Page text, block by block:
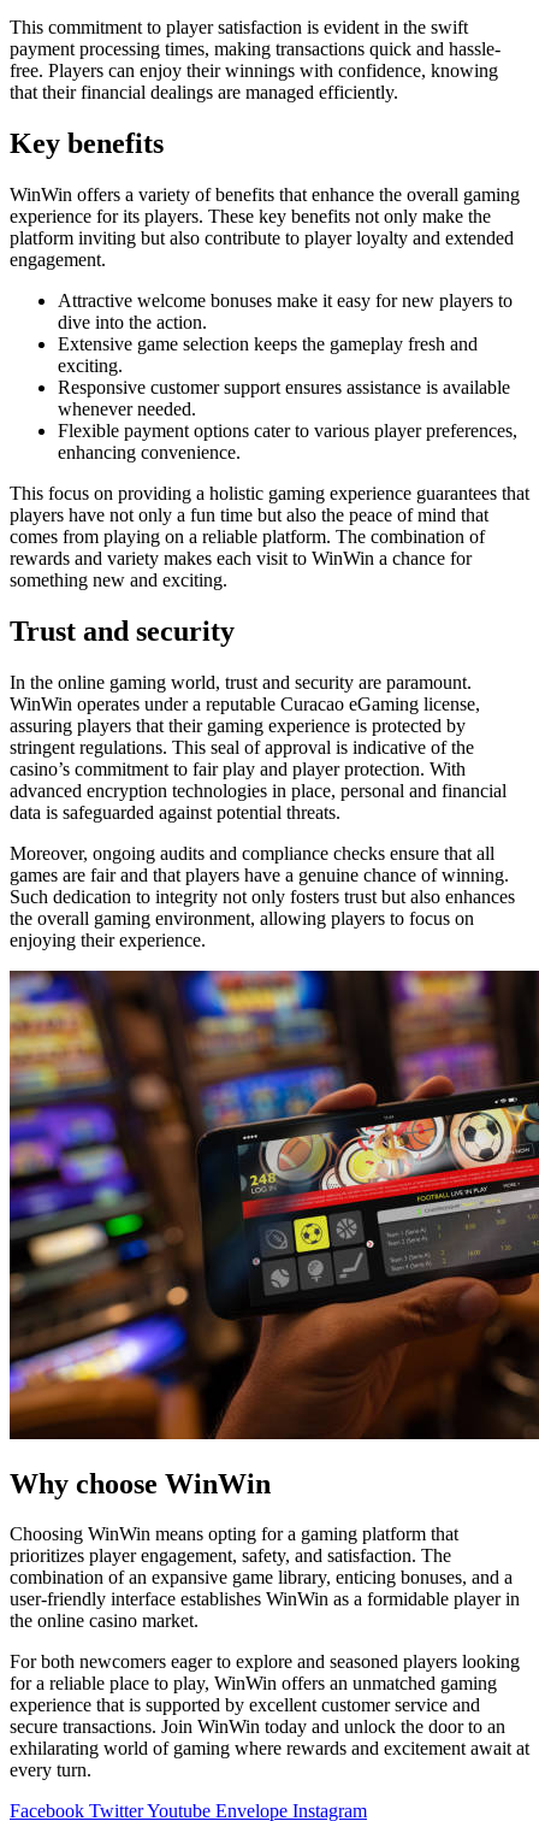
This commitment to player satisfaction is evident in the swift
payment processing times, making transactions quick and hassle-
free. Players can enjoy their winnings with confidence, knowing
that their financial dealings are managed efficiently.
Key benefits
WinWin offers a variety of benefits that enhance the overall gaming
experience for its players. These key benefits not only make the
platform inviting but also contribute to player loyalty and extended
engagement.
Attractive welcome bonuses make it easy for new players to
dive into the action.
Extensive game selection keeps the gameplay fresh and
exciting.
Responsive customer support ensures assistance is available
whenever needed.
Flexible payment options cater to various player preferences,
enhancing convenience.
This focus on providing a holistic gaming experience guarantees that
players have not only a fun time but also the peace of mind that
comes from playing on a reliable platform. The combination of
rewards and variety makes each visit to WinWin a chance for
something new and exciting.
Trust and security
In the online gaming world, trust and security are paramount.
WinWin operates under a reputable Curacao eGaming license,
assuring players that their gaming experience is protected by
stringent regulations. This seal of approval is indicative of the
casino’s commitment to fair play and player protection. With
advanced encryption technologies in place, personal and financial
data is safeguarded against potential threats.
Moreover, ongoing audits and compliance checks ensure that all
games are fair and that players have a genuine chance of winning.
Such dedication to integrity not only fosters trust but also enhances
the overall gaming environment, allowing players to focus on
enjoying their experience.
Why choose WinWin
Choosing WinWin means opting for a gaming platform that
prioritizes player engagement, safety, and satisfaction. The
combination of an expansive game library, enticing bonuses, and a
user-friendly interface establishes WinWin as a formidable player in
the online casino market.
For both newcomers eager to explore and seasoned players looking
for a reliable place to play, WinWin offers an unmatched gaming
experience that is supported by excellent customer service and
secure transactions. Join WinWin today and unlock the door to an
exhilarating world of gaming where rewards and excitement await at
every turn.
Facebook TwitterYoutube Envelope Instagram